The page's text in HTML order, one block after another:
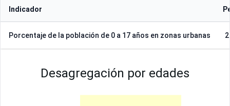
Indicador
Porcentaje de la población de 0 a 17 años en zonas urbanas
Desagregación por edades